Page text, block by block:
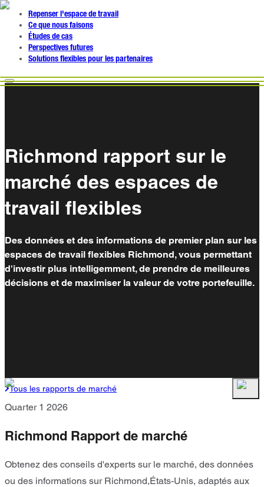
Repenser l'espace de travail
Ce que nous faisons
Études de cas
Perspectives futures
Solutions flexibles pour les partenaires
Richmond rapport sur le
marché des espaces de
travail flexibles
Des données et des informations de premier plan sur les
espaces de travail flexibles Richmond, vous permettant
d'investir plus intelligemment, de prendre de meilleures
décisions et de maximiser la valeur de votre portefeuille.
Tous les rapports de marché
Quarter 1 2026
Richmond Rapport de marché
Obtenez des conseils d'experts sur le marché, des données
ou des informations sur Richmond,États-Unis, adaptés aux